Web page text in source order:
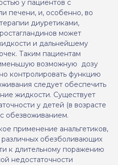
у пациентов с
печени, и, особенно, во
диуретиками,
может
и дальнейшему
Таким пациентам
возможную дозу
контролировать функцию
следует обеспечить
жидкости. Существует
у детей (в возрасте
обезвоживанием.
применение анальгетиков,
обезболивающих
к длительному поражению
недостаточности